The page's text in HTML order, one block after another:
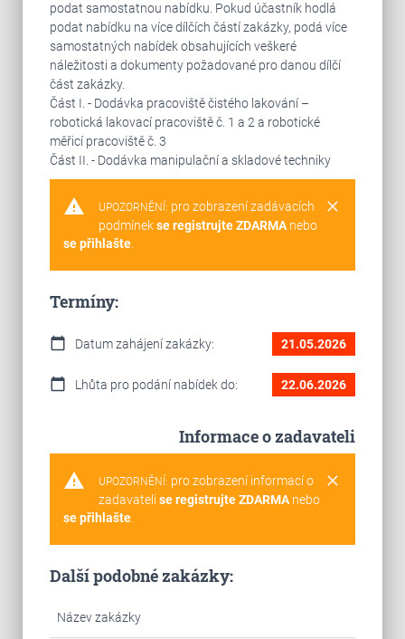
podat samostatnou nabídku. Pokud účastník hodlá
podat nabídku na více dílčích částí zakázky, podá více
samostatných nabídek obsahujících veškeré
náležitosti a dokumenty požadované pro danou dílčí
část zakázky.
Část I. - Dodávka pracoviště čistého lakování –
robotická lakovací pracoviště č. 1 a 2 a robotické
měřicí pracoviště č. 3
Část II. - Dodávka manipulační a skladové techniky
warning clear
UPOZORNĚNÍ: pro zobrazení zadávacích
podmínekse registrujte ZDARMAnebo
se přihlašte.
Termíny:
calendar_today Datum zahájení zakázky: 21.05.2026
calendar_today Lhůta pro podání nabídek do: 22.06.2026
Informace o zadavateli
warning clear
UPOZORNĚNÍ: pro zobrazení informací o
zadavateli se registrujte ZDARMAnebo
se přihlašte.
Další podobné zakázky:
Název zakázky